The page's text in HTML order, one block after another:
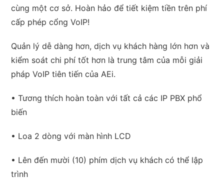
cùng một cơ sở. Hoàn hảo để tiết kiệm tiền trên phí
cấp phép cổng VoIP!
Quản lý dễ dàng hơn, dịch vụ khách hàng lớn hơn và
kiểm soát chi phí tốt hơn là trung tâm của mỗi giải
pháp VoIP tiên tiến của AEi.
• Tương thích hoàn toàn với tất cả các IP PBX phổ
biến
• Loa 2 dòng với màn hình LCD
• Lên đến mười (10) phím dịch vụ khách có thể lập
trình